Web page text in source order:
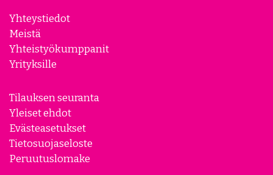
Yhteystiedot
Meistä
Yhteistyökumppanit
Yrityksille
Tilauksen seuranta
Yleiset ehdot
Evästeasetukset
Tietosuojaseloste
Peruutuslomake